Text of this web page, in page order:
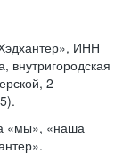
ИНН
внутригородская
2-
«мы», «наша